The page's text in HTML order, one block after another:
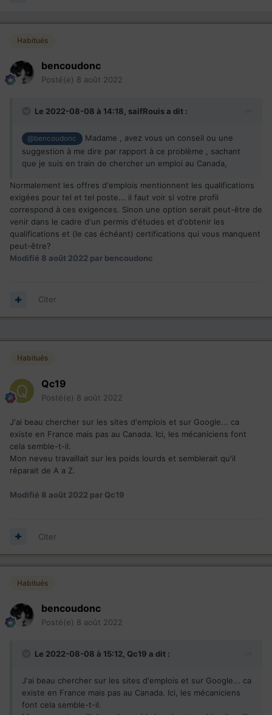
Habitués
bencoudonc
Posté(e) 8 août 2022
Le 2022-08-08 à 14:18, saifRouisa dit :
@bencoudonc
Madame , avez vous un conseil ou une
suggestion à me dire par rapport à ce problème , sachant
que je suis en train de chercher un emploi au Canada,
Normalement les offres d'emplois mentionnent les qualifications
exigées pour tel et tel poste... il faut voir si votre profil
correspond à ces exigences. Sinon une option serait peut-être de
venir dans le cadre d'un permis d'études et d'obtenir les
qualifications et (le cas échéant) certifications qui vous manquent
peut-être?
Modifié 8 août 2022 par bencoudonc
Citer
Habitués
Qc19
Posté(e) 8 août 2022
J'ai beau chercher sur les sites d'emplois et sur Google... ca
existe en France mais pas au Canada. Ici, les mécaniciens font
cela semble-t-il.
Mon neveu travaillait sur les poids lourds et semblerait qu'il
réparait de A a Z.
Modifié 8 août 2022 par Qc19
Citer
Habitués
bencoudonc
Posté(e) 8 août 2022
Le 2022-08-08 à 15:12, Qc19 a dit :
J'ai beau chercher sur les sites d'emplois et sur Google... ca
existe en France mais pas au Canada. Ici, les mécaniciens
font cela semble-t-il.